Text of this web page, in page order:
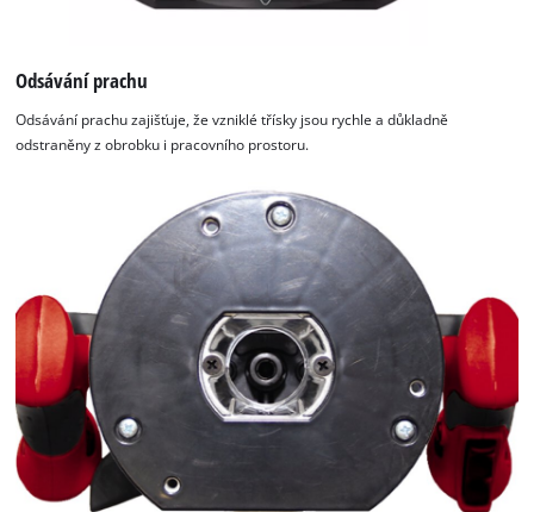
K načtení služby Google Maps
potřebujeme váš souhlas!
This content is not permitted to load due
to trackers that are not disclosed to the
visitor. The website owner needs to setup
the site with their CMP to add this content
Odsávání prachu
Odsávání prachu zajišťuje, že vzniklé třísky jsou rychle a důkladně
odstraněny z obrobku i pracovního prostoru.